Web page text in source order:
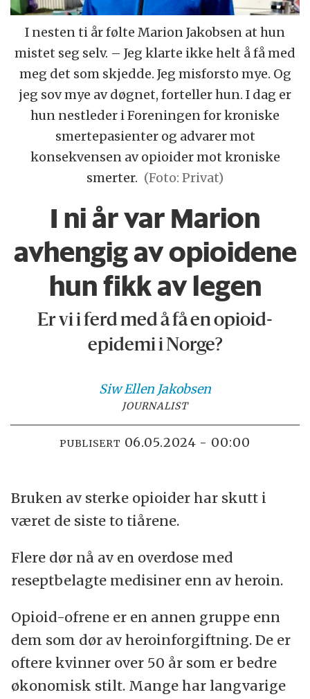
I nesten ti år følte Marion Jakobsen at hun
mistet seg selv. – Jeg klarte ikke helt å få med
meg det som skjedde. Jeg misforsto mye. Og
jeg sov mye av døgnet, forteller hun. I dag er
hun nestleder i Foreningen for kroniske
smertepasienter og advarer mot
konsekvensen av opioider mot kroniske
smerter. (Foto: Privat)
I ni år var Marion
avhengig av opioidene
hun fikk av legen
Er vi i ferd med å få en opioid-
epidemi i Norge?
Siw Ellen Jakobsen
JOURNALIST
PUBLISERT 06.05.2024 - 00:00
Bruken av sterke opioider har skutt i
været de siste to tiårene.
Flere dør nå av en overdose med
reseptbelagte medisiner enn av heroin.
Opioid-ofrene er en annen gruppe enn
dem som dør av heroinforgiftning. De er
oftere kvinner over 50 år som er bedre
økonomisk stilt. Mange har langvarige